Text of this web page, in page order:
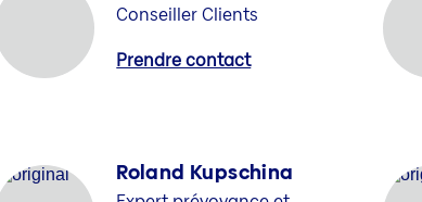
Conseiller Clients
Prendre contact
Roland Kupschina